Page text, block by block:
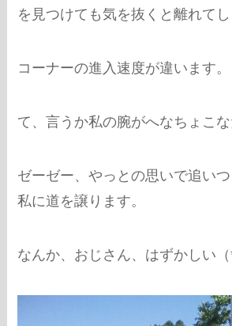
を見つけても気を抜くと離れてし
コーナーの進入速度が違います。
て、言うか私の腕がへなちょこ
ゼーゼー、やっとの思いで追い
私に道を譲ります。
なんか、おじさん、はずかしい（